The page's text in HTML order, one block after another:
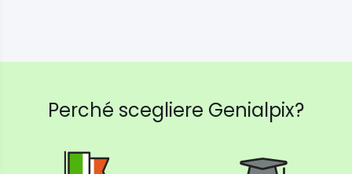
Perché scegliere Genialpix?